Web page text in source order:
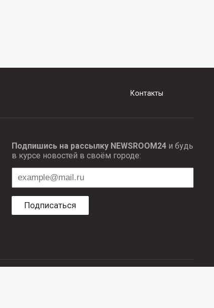
Контакты
Подпишись на рассылку NEWSROOM24и будь
в курсе новостей в своём городе:
Подписаться